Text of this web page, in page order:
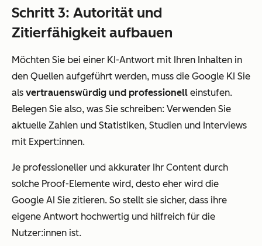
Schritt 3: Autorität und
Zitierfähigkeit aufbauen
Möchten Sie bei einer KI-Antwort mit Ihren Inhalten in
den Quellen aufgeführt werden, muss die Google KI Sie
als vertrauenswürdig und professionell einstufen.
Belegen Sie also, was Sie schreiben: Verwenden Sie
aktuelle Zahlen und Statistiken, Studien und Interviews
mit Expert:innen.
Je professioneller und akkurater Ihr Content durch
solche Proof-Elemente wird, desto eher wird die
Google AI Sie zitieren. So stellt sie sicher, dass ihre
eigene Antwort hochwertig und hilfreich für die
Nutzer:innen ist.